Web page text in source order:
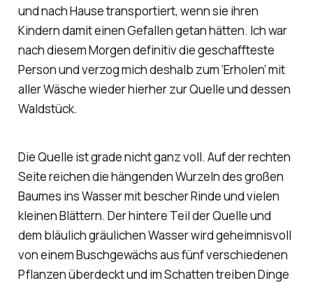
und nach Hause transportiert, wenn sie ihren
Kindern damit einen Gefallen getan hätten. Ich war
nach diesem Morgen definitiv die geschaffteste
Person und verzog mich deshalb zum ‘Erholen’ mit
aller Wäsche wieder hierher zur Quelle und dessen
Waldstück.
Die Quelle ist grade nicht ganz voll. Auf der rechten
Seite reichen die hängenden Wurzeln des großen
Baumes ins Wasser mit bescher Rinde und vielen
kleinen Blättern. Der hintere Teil der Quelle und
dem bläulich gräulichen Wasser wird geheimnisvoll
von einem Buschgewächs aus fünf verschiedenen
Pflanzen überdeckt und im Schatten treiben Dinge